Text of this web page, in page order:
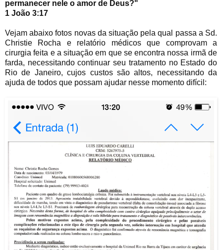
permanecer nele o amor de Deus?"
1 João 3:17
Vejam abaixo fotos novas da situação pela qual passa a Sd.
Christie Rocha e relatório médicos que comprovam a
cirurgia feita e a situação em que se encontra nossa irmã de
farda, necessitando continuar seu tratamento no Estado do
Rio de Janeiro, cujos custos são altos, necessitando da
ajuda de todos que possam ajudar nesse momento difícil: